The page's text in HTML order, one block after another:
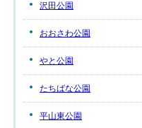
沢田公園
おおさわ公園
やと公園
たちばな公園
平山東公園